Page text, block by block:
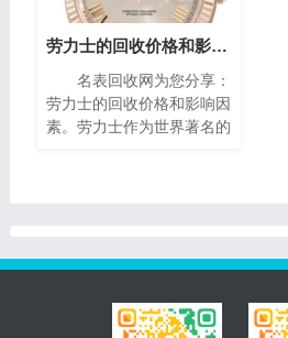
南，帮助您获取最高回收
价。
助
劳力士的回收价格和影响因素(影响劳力士回收价格的因素)
名表回收网为您分享：
劳力士的回收价格和影响因
素。劳力士作为世界著名的